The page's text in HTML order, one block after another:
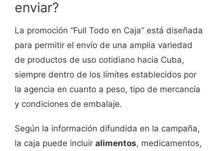
enviar?
La promoción “Full Todo en Caja” está diseñada
para permitir el envío de una amplia variedad
de productos de uso cotidiano hacia Cuba,
siempre dentro de los límites establecidos por
la agencia en cuanto a peso, tipo de mercancía
y condiciones de embalaje.
Según la información difundida en la campaña,
la caja puede incluir alimentos, medicamentos,